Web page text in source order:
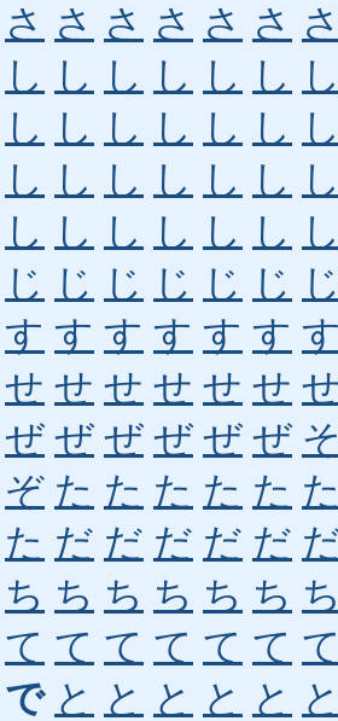
さ さ さ さ さ さ
し し し し し し
し し し し し し
し し し し し し
し し し し し し
じ じ じ じ じ じ
す す す す す す
せ せ せ せ せ せ
ぜ ぜ ぜ ぜ ぜ ぜ
ぞ た た た た た
た だ だ だ だ だ
ち ち ち ち ち ち
て て て て て て
で と と と と と